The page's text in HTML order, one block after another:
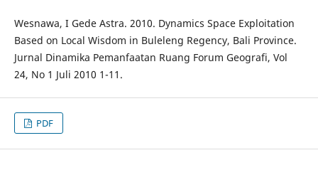
Wesnawa, I Gede Astra. 2010. Dynamics Space Exploitation
Based on Local Wisdom in Buleleng Regency, Bali Province.
Jurnal Dinamika Pemanfaatan Ruang Forum Geografi, Vol
24, No 1 Juli 2010 1-11.
PDF